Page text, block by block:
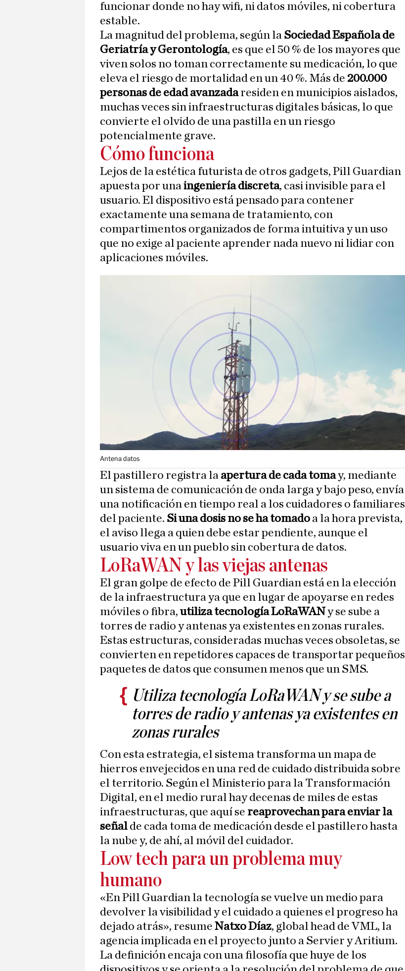
funcionar donde no hay wifi, ni datos móviles, ni cobertura
estable.
La magnitud del problema, según la Sociedad Española de
Geriatría y Gerontología, es que el 50 % de los mayores que
viven solos no toman correctamente su medicación, lo que
eleva el riesgo de mortalidad en un 40 %. Más de 200.000
personas de edad avanzadaresiden en municipios aislados,
muchas veces sin infraestructuras digitales básicas, lo que
convierte el olvido de una pastilla en un riesgo
potencialmente grave.
Cómo funciona
Lejos de la estética futurista de otros gadgets, Pill Guardian
apuesta por unaingeniería discreta, casi invisible para el
usuario. El dispositivo está pensado para contener
exactamente una semana de tratamiento, con
compartimentos organizados de forma intuitiva y un uso
que no exige al paciente aprender nada nuevo ni lidiar con
aplicaciones móviles.
Antena datos
El pastillero registra la apertura de cada tomay, mediante
un sistema de comunicación de onda larga y bajo peso, envía
una notificación en tiempo real a los cuidadores o familiares
del paciente. Si una dosis no se ha tomado a la hora prevista,
el aviso llega a quien debe estar pendiente, aunque el
usuario viva en un pueblo sin cobertura de datos.
LoRaWAN y las viejas antenas
El gran golpe de efecto de Pill Guardian está en la elección
de la infraestructura ya que en lugar de apoyarse en redes
móviles o fibra, utiliza tecnología LoRaWANy se sube a
torres de radio y antenas ya existentes en zonas rurales.
Estas estructuras, consideradas muchas veces obsoletas, se
convierten en repetidores capaces de transportar pequeños
paquetes de datos que consumen menos que un SMS.
Utiliza tecnología LoRaWAN y se sube a
torres de radio y antenas ya existentes en
zonas rurales
Con esta estrategia, el sistema transforma un mapa de
hierros envejecidos en una red de cuidado distribuida sobre
el territorio. Según el Ministerio para la Transformación
Digital, en el medio rural hay decenas de miles de estas
infraestructuras, que aquí se reaprovechan para enviar la
señal de cada toma de medicación desde el pastillero hasta
la nube y, de ahí, al móvil del cuidador.
Low tech para un problema muy
humano
«En Pill Guardian la tecnología se vuelve un medio para
devolver la visibilidad y el cuidado a quienes el progreso ha
dejado atrás», resume Natxo Díaz, global head de VML, la
agencia implicada en el proyecto junto a Servier y Aritium.
La definición encaja con una filosofía que huye de los